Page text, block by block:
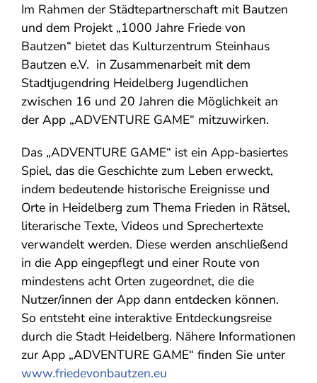
Im Rahmen der Städtepartnerschaft mit Bautzen
und dem Projekt „1000 Jahre Friede von
Bautzen“ bietet das Kulturzentrum Steinhaus
Bautzen e.V. in Zusammenarbeit mit dem
Stadtjugendring Heidelberg Jugendlichen
zwischen 16 und 20 Jahren die Möglichkeit an
der App „ADVENTURE GAME“ mitzuwirken.
Das „ADVENTURE GAME“ ist ein App-basiertes
Spiel, das die Geschichte zum Leben erweckt,
indem bedeutende historische Ereignisse und
Orte in Heidelberg zum Thema Frieden in Rätsel,
literarische Texte, Videos und Sprechertexte
verwandelt werden. Diese werden anschließend
in die App eingepflegt und einer Route von
mindestens acht Orten zugeordnet, die die
Nutzer/innen der App dann entdecken können.
So entsteht eine interaktive Entdeckungsreise
durch die Stadt Heidelberg. Nähere Informationen
zur App „ADVENTURE GAME“ finden Sie unter
www.friedevonbautzen.eu